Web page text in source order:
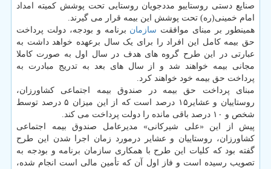
صنایع دستی روستاییو مددجویان روستایی تحت پوشش کمیته امداد
امام خمینی(ره) تحت پوشش این بیمه قرار می گیرند.
همینطور بر مبنای موافقت سازمان برنامه و بودجه، دولت پرداخت
حق بیمه کامل این افراد را برای یک سال برعهده خواهد داشت به
عبارتی در این طرح گروه های هدف در سال اول به صورت کاملا
مجانی بیمه خواهند شد و از سال های بعد به تدریج مبادرت به
پرداخت حق بیمه خود خواهند کرد.
مبنای پرداخت حق بیمه در صندوق بیمه اجتماعی کشاورزان،
روستاییان و عشایر۱۵ درصد است که از این میزان ۵ درصد توسط
شخص و ۱۰ درصد باقی مانده را دولت پرداخت می کند.
پیش از این «علی شیرکانی» مدیرعامل صندوق بیمه اجتماعی
کشاورزان، روستاییان و عشایر درمورد زمان اجرا شدن این طرح
گفته بود که کلیات این طرح با همکاری سازمان برنامه و بودجه به
تصویب رسیده است و فاز اول آن که تأمین مالی است انجام شده،